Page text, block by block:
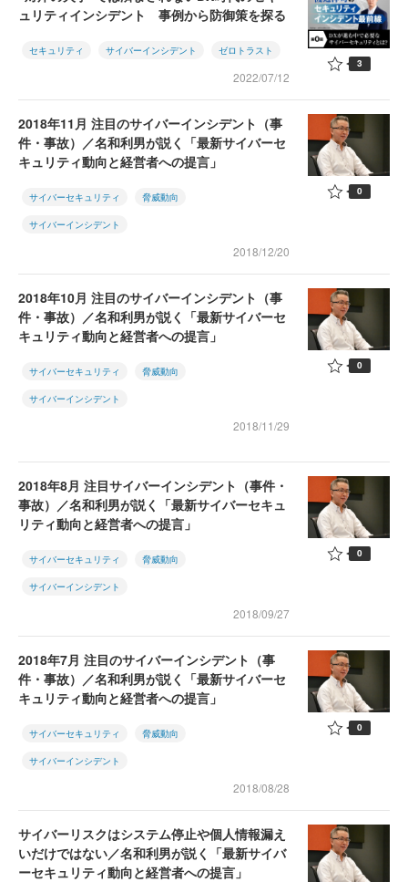
ュリティインシデント 事例から防御策を探る
セキュリティ サイバーインシデント ゼロトラスト
2022/07/12
3
2018年11月 注目のサイバーインシデント（事
件・事故）／名和利男が説く「最新サイバーセ
キュリティ動向と経営者への提言」
サイバーセキュリティ 脅威動向
サイバーインシデント
2018/12/20
0
2018年10月 注目のサイバーインシデント（事
件・事故）／名和利男が説く「最新サイバーセ
キュリティ動向と経営者への提言」
サイバーセキュリティ 脅威動向
サイバーインシデント
2018/11/29
0
2018年8月 注目サイバーインシデント（事件・
事故）／名和利男が説く「最新サイバーセキュ
リティ動向と経営者への提言」
サイバーセキュリティ 脅威動向
サイバーインシデント
2018/09/27
0
2018年7月 注目のサイバーインシデント（事
件・事故）／名和利男が説く「最新サイバーセ
キュリティ動向と経営者への提言」
サイバーセキュリティ 脅威動向
サイバーインシデント
2018/08/28
0
サイバーリスクはシステム停止や個人情報漏え
いだけではない／名和利男が説く「最新サイバ
ーセキュリティ動向と経営者への提言」